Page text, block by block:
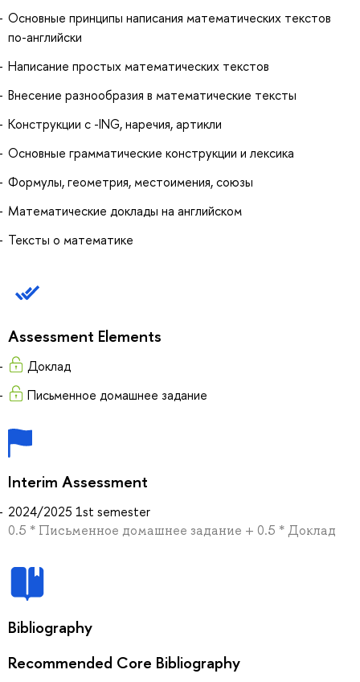
Основные принципы написания математических текстов
по-английски
Написание простых математических текстов
Внесение разнообразия в математические тексты
Конструкции с -ING, наречия, артикли
Основные грамматические конструкции и лексика
Формулы, геометрия, местоимения, союзы
Математические доклады на английском
Тексты о математике
Assessment Elements
Доклад
Письменное домашнее задание
Interim Assessment
2024/2025 1st semester
0.5 * Письменное домашнее задание + 0.5 * Доклад
Bibliography
Recommended Core Bibliography